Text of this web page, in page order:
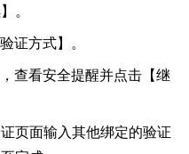
。
证方式】。
查看安全提醒并点击【继
页面输入其他绑定的验证